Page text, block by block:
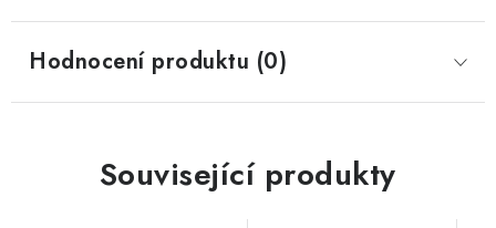
Hodnocení produktu (0)
Související produkty